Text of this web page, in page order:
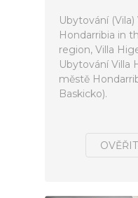
Ubytování
Hondarribia in
region, Villa
Ubytování Villa
městě
Baskicko).